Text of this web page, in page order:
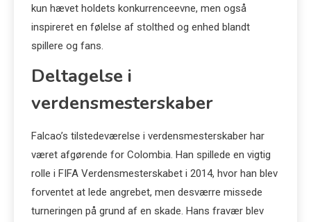
kun hævet holdets konkurrenceevne, men også
inspireret en følelse af stolthed og enhed blandt
spillere og fans.
Deltagelse i
verdensmesterskaber
Falcao’s tilstedeværelse i verdensmesterskaber har
været afgørende for Colombia. Han spillede en vigtig
rolle i FIFA Verdensmesterskabet i 2014, hvor han blev
forventet at lede angrebet, men desværre missede
turneringen på grund af en skade. Hans fravær blev